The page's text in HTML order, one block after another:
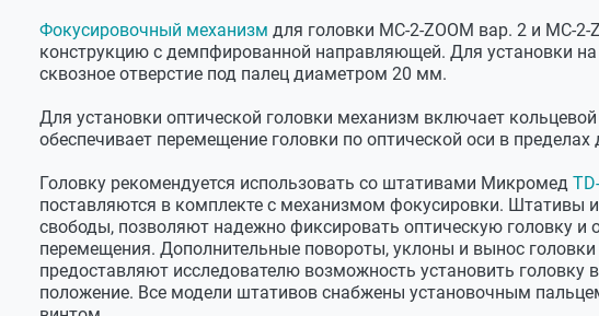
Фокусировочный механизм для головки МС-2-ZOOM вар. 2 и МС-2-
конструкцию с демпфированной направляющей. Для установки
сквозное отверстие под палец диаметром 20 мм.
Для установки оптической головки механизм включает
обеспечивает перемещение головки по оптической оси в
Головку рекомендуется использовать со штативами Микромед
поставляются в комплекте с механизмом фокусировки. Штативы
свободы, позволяют надежно фиксировать оптическую головку и
перемещения. Дополнительные повороты, уклоны и вынос
предоставляют исследователю возможность установить
положение. Все модели штативов снабжены установочным